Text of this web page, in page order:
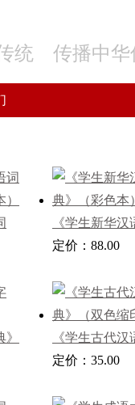
统 传播中华
《学生新华汉
典》（彩色本）
定价：88.00
《学生古代汉
典》（双色缩
定价：35.00